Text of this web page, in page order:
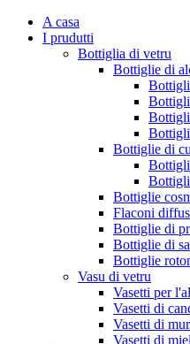
A casa
I prudutti
Bottiglia di vetru
Bottiglie di
Bottiglie di
Bottiglie
Flaconi
Bottiglie di
Bottiglie di
Bottiglie
Vasu di vetru
Vasetti per
Vasetti di
Vasetti di
Vasetti di